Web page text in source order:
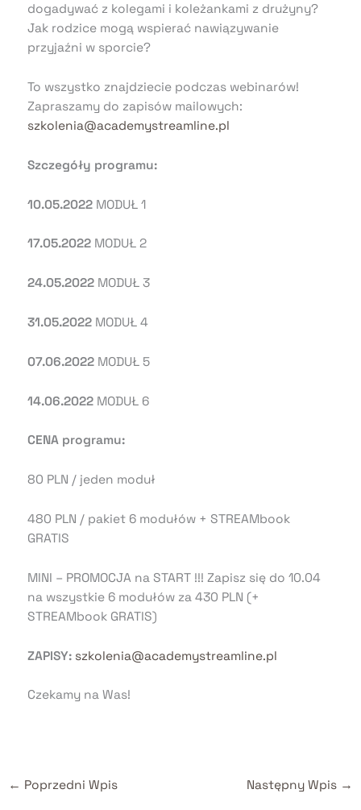
dogadywać z kolegami i koleżankami z drużyny?
Jak rodzice mogą wspierać nawiązywanie
przyjaźni w sporcie?
To wszystko znajdziecie podczas webinarów!
Zapraszamy do zapisów mailowych:
szkolenia@academystreamline.pl
Szczegóły programu:
10.05.2022MODUŁ 1
17.05.2022MODUŁ 2
24.05.2022MODUŁ 3
31.05.2022MODUŁ 4
07.06.2022MODUŁ 5
14.06.2022MODUŁ 6
CENA programu:
80 PLN / jeden moduł
480 PLN / pakiet 6 modułów + STREAMbook
GRATIS
MINI – PROMOCJA na START !!! Zapisz się do 10.04
na wszystkie 6 modułów za 430 PLN (+
STREAMbook GRATIS)
ZAPISY: szkolenia@academystreamline.pl
Czekamy na Was!
← Poprzedni Wpis Następny Wpis →